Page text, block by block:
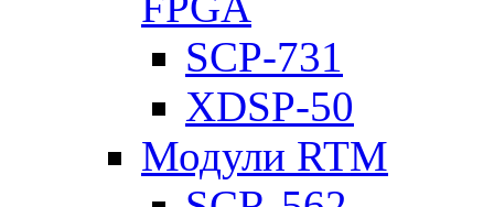
SCP-731
XDSP-50
Модули RTM